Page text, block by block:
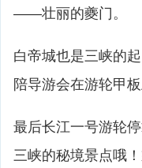
——壮丽的夔门。
白帝城也是三峡的
陪导游会在游轮甲
最后长江一号游轮
三峡的秘境景点哦